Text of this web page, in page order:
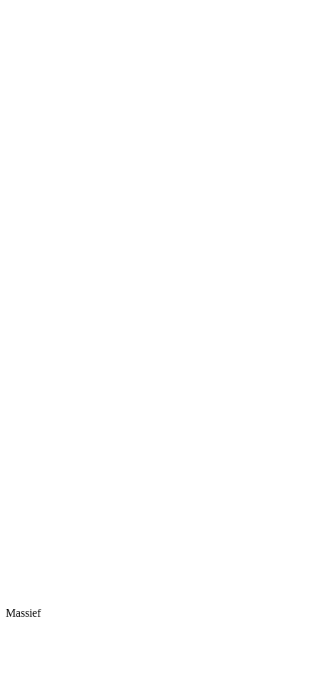
Massief